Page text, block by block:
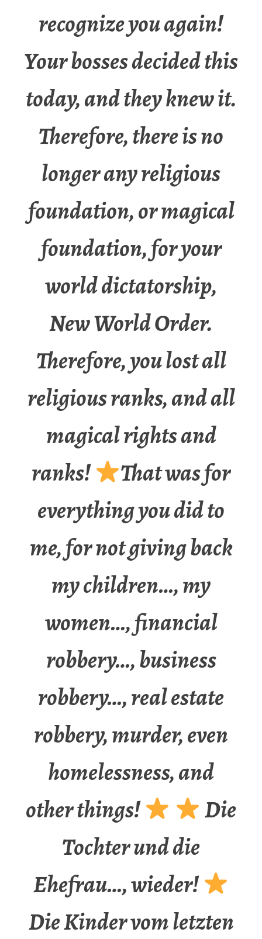
recognize you again!
Your bosses decided this
today, and they knew it.
Therefore, there is no
longer any religious
foundation, or magical
foundation, for your
world dictatorship,
New World Order.
Therefore, you lost all
religious ranks, and all
magical rights and
ranks!
That was for
everything you did to
me, for not giving back
my children…, my
women…, financial
robbery…, business
robbery…, real estate
robbery, murder, even
homelessness, and
other things!
Die
Tochter und die
Ehefrau…, wieder!
Die Kinder vom letzten